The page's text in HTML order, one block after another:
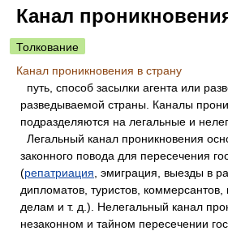
Канал
Толкование
Канал проникновения в страну
путь, способ засылки агента или
разведываемой страны. Каналы
подразделяются на легальные и
Легальный канал проникновения
законного повода для пересечения
(репатриация , эмиграция, выезды в
дипломатов, туристов,
делам и т. д.). Нелегальный канал
незаконном и тайном пересечении